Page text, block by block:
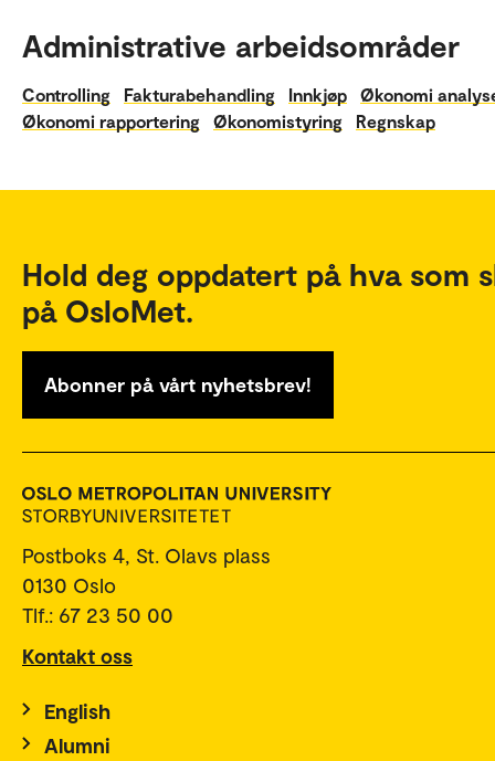
Administrative arbeidsområder
Controlling Fakturabehandling Innkjøp
Økonomi
Økonomi rapportering
Økonomistyring Regnskap
Hold deg oppdatert på hva som
på OsloMet.
Abonner på vårt nyhetsbrev!
Postboks 4, St. Olavs plass
0130 Oslo
Tlf.: 67 23 50 00
Kontakt oss
English
Alumni